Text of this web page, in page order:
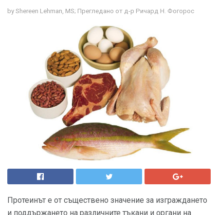
by Shereen Lehman, MS; Прегледано от д-р Ричард Н. Фогорос
Протеинът е от съществено значение за изграждането
и поддържането на различните тъкани и органи на